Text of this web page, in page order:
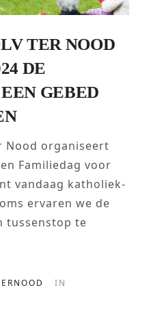
TER NOOD
DE
GEBED
Nood organiseert
Familiedag voor
vandaag katholiek-
ervaren we de
tussenstop te
IN